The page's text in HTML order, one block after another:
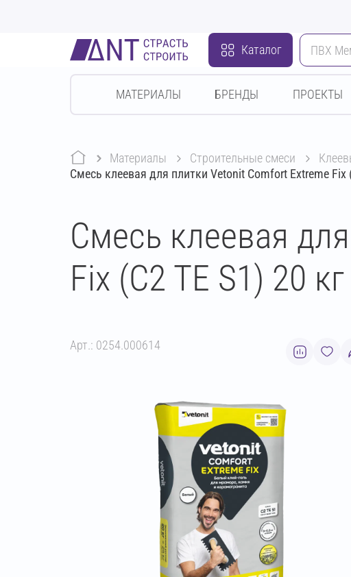
Каталог
МАТЕРИАЛЫ БРЕНДЫ ПРОЕКТЫ
Материалы строительные смеси
Смесь клеевая для плитки Vetonit Comfort Extreme Fix
Смесь клеевая
Fix (C2 TE S1) 20 кг
Арт.: 0254.000614